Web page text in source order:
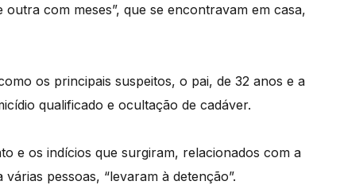
com meses”, que se encontravam em casa,
os principais suspeitos, o pai, de 32 anos e a
qualificado e ocultação de cadáver.
e os indícios que surgiram, relacionados com a
pessoas, “levaram à detenção”.